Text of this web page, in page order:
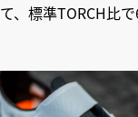
、標準TORCH比